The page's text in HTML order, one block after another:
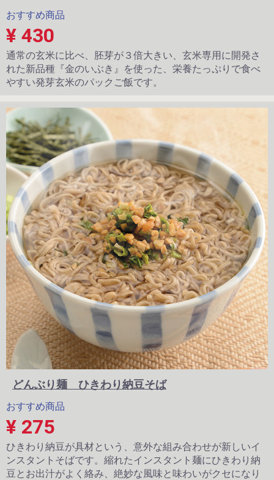
おすすめ商品
¥ 430
通常の玄米に比べ、胚芽が３倍大きい、玄米専用に開発さ
れた新品種『金のいぶき』を使った、栄養たっぷりで食べ
やすい発芽玄米のパックご飯です。
どんぶり麺 ひきわり納豆そば
おすすめ商品
¥ 275
ひきわり納豆が具材という、意外な組み合わせが新しいイ
ンスタントそばです。縮れたインスタント麺にひきわり納
豆とお出汁がよく絡み、絶妙な風味と味わいがクセになり